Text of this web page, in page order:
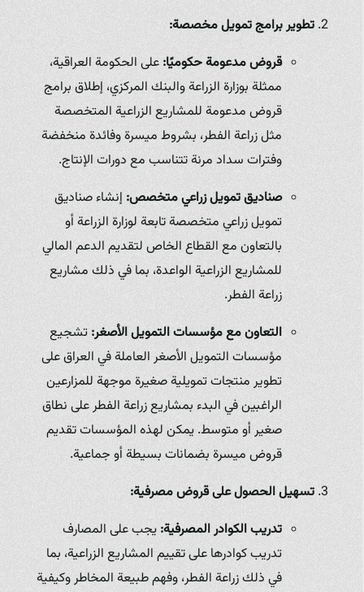
تطوير برامج تمويل مخصصة:
قروض مدعومة حكوميًا:على الحكومة العراقية،
ممثلة بوزارة الزراعة والبنك المركزي، إطلاق برامج
قروض مدعومة للمشاريع الزراعية المتخصصة
مثل زراعة الفطر، بشروط ميسرة وفائدة منخفضة
وفترات سداد مرنة تتناسب مع دورات الإنتاج.
صناديق تمويل زراعي متخصص:إنشاء صناديق
تمويل زراعي متخصصة تابعة لوزارة الزراعة أو
بالتعاون مع القطاع الخاص لتقديم الدعم المالي
للمشاريع الزراعية الواعدة، بما في ذلك مشاريع
زراعة الفطر.
التعاون مع مؤسسات التمويل الأصغر:تشجيع
مؤسسات التمويل الأصغر العاملة في العراق على
تطوير منتجات تمويلية صغيرة موجهة للمزارعين
الراغبين في البدء بمشاريع زراعة الفطر على نطاق
صغير أو متوسط. يمكن لهذه المؤسسات تقديم
قروض ميسرة بضمانات بسيطة أو جماعية.
تسهيل الحصول على قروض مصرفية:
تدريب الكوادر المصرفية:يجب على المصارف
تدريب كوادرها على تقييم المشاريع الزراعية، بما
في ذلك زراعة الفطر، وفهم طبيعة المخاطر وكيفية